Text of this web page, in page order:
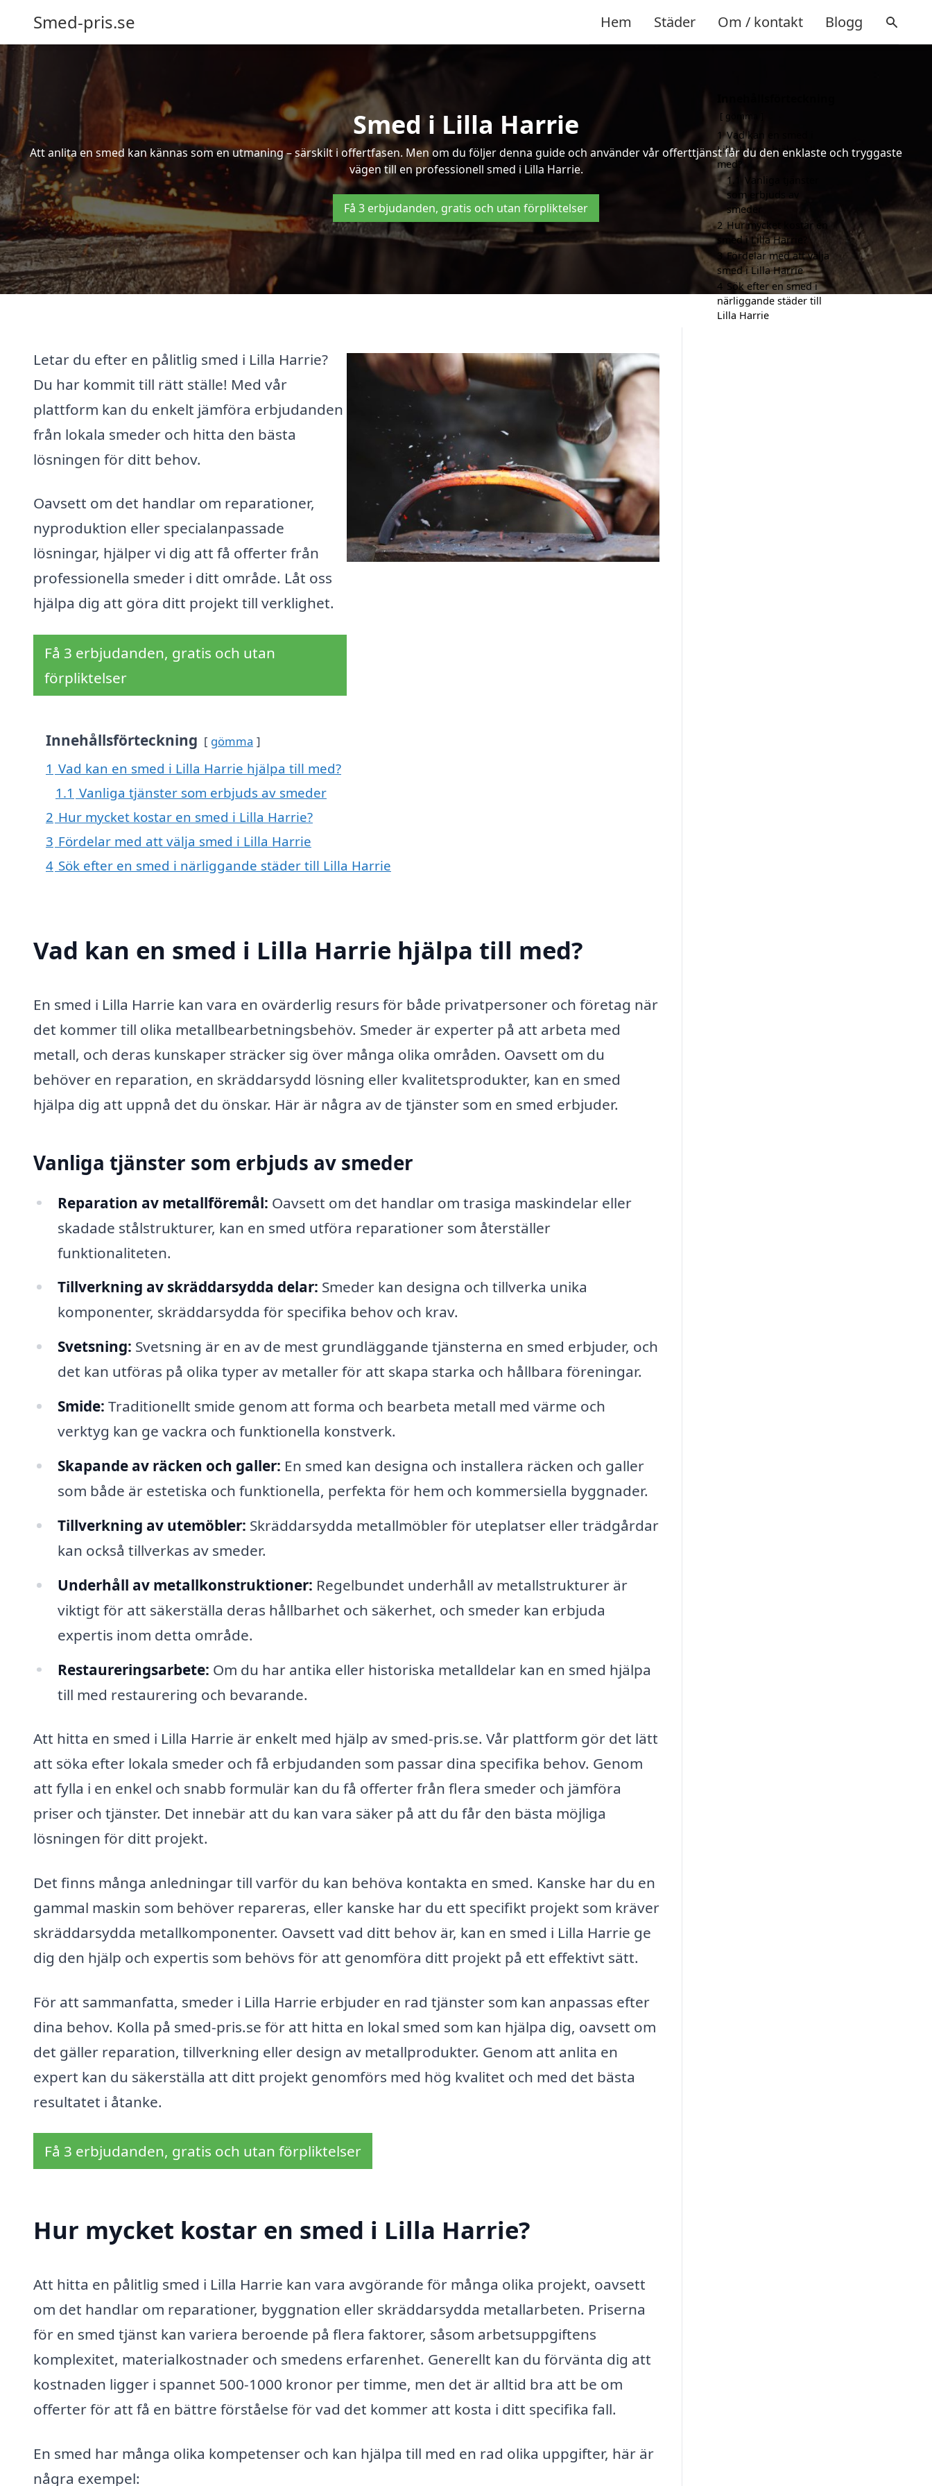
Smed-pris.se Hem Städer Om / kontakt Blogg
Smed i Lilla Harrie
Att anlita en smed kan kännas som en utmaning – särskilt i offertfasen. Men om du följer denna guide och använder vår offerttjänst får du den enklaste och tryggaste
vägen till en professionell smed i Lilla Harrie.
Få 3 erbjudanden, gratis och utan förpliktelser
Letar du efter en pålitlig smed i Lilla Harrie?
Du har kommit till rätt ställe! Med vår
plattform kan du enkelt jämföra erbjudanden
från lokala smeder och hitta den bästa
lösningen för ditt behov.
Oavsett om det handlar om reparationer,
nyproduktion eller specialanpassade
lösningar, hjälper vi dig att få offerter från
professionella smeder i ditt område. Låt oss
hjälpa dig att göra ditt projekt till verklighet.
Få 3 erbjudanden, gratis och utan
förpliktelser
Innehållsförteckning gömma
1 Vad kan en smed i Lilla Harrie hjälpa till med?
1.1 Vanliga tjänster som erbjuds av smeder
2 Hur mycket kostar en smed i Lilla Harrie?
3 Fördelar med att välja smed i Lilla Harrie
4 Sök efter en smed i närliggande städer till Lilla Harrie
Vad kan en smed i Lilla Harrie hjälpa till med?
En smed i Lilla Harrie kan vara en ovärderlig resurs för både privatpersoner och företag när
det kommer till olika metallbearbetningsbehöv. Smeder är experter på att arbeta med
metall, och deras kunskaper sträcker sig över många olika områden. Oavsett om du
behöver en reparation, en skräddarsydd lösning eller kvalitetsprodukter, kan en smed
hjälpa dig att uppnå det du önskar. Här är några av de tjänster som en smed erbjuder.
Vanliga tjänster som erbjuds av smeder
Reparation av metallföremål: Oavsett om det handlar om trasiga maskindelar eller
skadade stålstrukturer, kan en smed utföra reparationer som återställer
funktionaliteten.
Tillverkning av skräddarsydda delar: Smeder kan designa och tillverka unika
komponenter, skräddarsydda för specifika behov och krav.
Svetsning: Svetsning är en av de mest grundläggande tjänsterna en smed erbjuder, och
det kan utföras på olika typer av metaller för att skapa starka och hållbara föreningar.
Smide: Traditionellt smide genom att forma och bearbeta metall med värme och
verktyg kan ge vackra och funktionella konstverk.
Skapande av räcken och galler: En smed kan designa och installera räcken och galler
som både är estetiska och funktionella, perfekta för hem och kommersiella byggnader.
Tillverkning av utemöbler: Skräddarsydda metallmöbler för uteplatser eller trädgårdar
kan också tillverkas av smeder.
Underhåll av metallkonstruktioner: Regelbundet underhåll av metallstrukturer är
viktigt för att säkerställa deras hållbarhet och säkerhet, och smeder kan erbjuda
expertis inom detta område.
Restaureringsarbete: Om du har antika eller historiska metalldelar kan en smed hjälpa
till med restaurering och bevarande.
Att hitta en smed i Lilla Harrie är enkelt med hjälp av smed-pris.se. Vår plattform gör det lätt
att söka efter lokala smeder och få erbjudanden som passar dina specifika behov. Genom
att fylla i en enkel och snabb formulär kan du få offerter från flera smeder och jämföra
priser och tjänster. Det innebär att du kan vara säker på att du får den bästa möjliga
lösningen för ditt projekt.
Det finns många anledningar till varför du kan behöva kontakta en smed. Kanske har du en
gammal maskin som behöver repareras, eller kanske har du ett specifikt projekt som kräver
skräddarsydda metallkomponenter. Oavsett vad ditt behov är, kan en smed i Lilla Harrie ge
dig den hjälp och expertis som behövs för att genomföra ditt projekt på ett effektivt sätt.
För att sammanfatta, smeder i Lilla Harrie erbjuder en rad tjänster som kan anpassas efter
dina behov. Kolla på smed-pris.se för att hitta en lokal smed som kan hjälpa dig, oavsett om
det gäller reparation, tillverkning eller design av metallprodukter. Genom att anlita en
expert kan du säkerställa att ditt projekt genomförs med hög kvalitet och med det bästa
resultatet i åtanke.
Få 3 erbjudanden, gratis och utan förpliktelser
Hur mycket kostar en smed i Lilla Harrie?
Att hitta en pålitlig smed i Lilla Harrie kan vara avgörande för många olika projekt, oavsett
om det handlar om reparationer, byggnation eller skräddarsydda metallarbeten. Priserna
för en smed tjänst kan variera beroende på flera faktorer, såsom arbetsuppgiftens
komplexitet, materialkostnader och smedens erfarenhet. Generellt kan du förvänta dig att
kostnaden ligger i spannet 500-1000 kronor per timme, men det är alltid bra att be om
offerter för att få en bättre förståelse för vad det kommer att kosta i ditt specifika fall.
En smed har många olika kompetenser och kan hjälpa till med en rad olika uppgifter, här är
några exempel:
gömma
1 Vad kan en smed i
Lilla Harrie hjälpa till
med?
1.1
Vanliga tjänster
som erbjuds av
smeder
2 Hur mycket kostar en
smed i Lilla Harrie?
3 Fördelar med att välja
smed i Lilla Harrie
4 Sök efter en smed i
närliggande städer till
Lilla Harrie